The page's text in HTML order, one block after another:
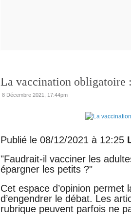
La vaccination obligatoire
8 Décembre 2021, 17:44pm
Publié le 08/12/2021 à 12:25
"Faudrait-il vacciner les
épargner les petits ?"
Cet espace d’opinion
d’engendrer le débat. Les
rubrique peuvent parfois ne